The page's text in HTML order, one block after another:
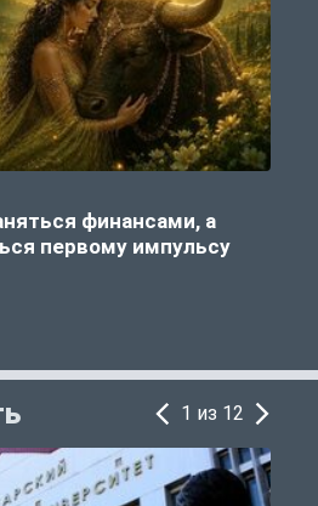
финансами, а
первому импульсу
1 из 12